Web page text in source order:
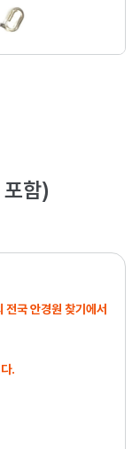
함)
국 안경원 찾기에서
.